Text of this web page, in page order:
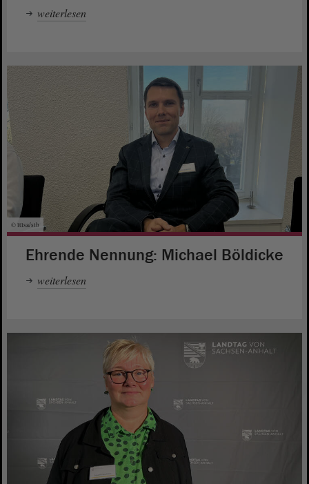
weiterlesen
© ltlsa/stb
Ehrende Nennung: Michael Böldicke
weiterlesen